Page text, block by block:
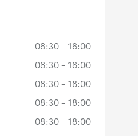
08:30 - 18:00
08:30 - 18:00
08:30 - 18:00
08:30 - 18:00
08:30 - 18:00